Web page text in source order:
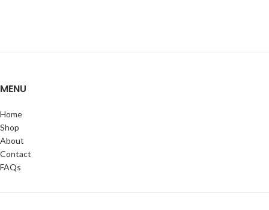
MENU
Home
Shop
About
Contact
FAQs